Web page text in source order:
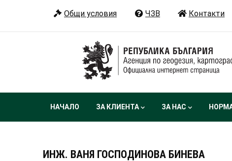
основното
Общи условия ЧЗВ Контакти
Main
НАЧАЛО ЗА КЛИЕНТА ЗА НАС
ИНЖ. ВАНЯ ГОСПОДИНОВА БИНЕВА